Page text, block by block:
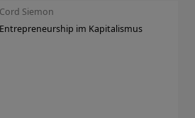
Cord Siemon
Entrepreneurship im Kapitalismus